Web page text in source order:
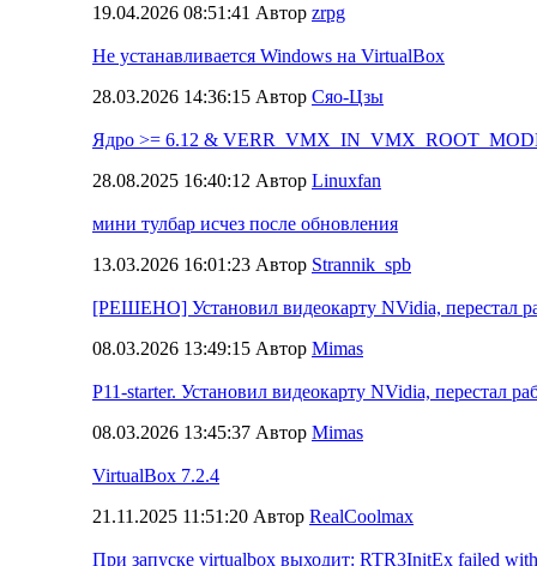
19.04.2026 08:51:41 Автор zrpg
Не устанавливается Windows на VirtualBox
28.03.2026 14:36:15 Автор Сяо-Цзы
Ядро >= 6.12 &
28.08.2025 16:40:12 Автор Linuxfan
мини тулбар исчез после обновления
13.03.2026 16:01:23 Автор Strannik_spb
[РЕШЕНО] Установил видеокарту NVidia, перестал
08.03.2026 13:49:15 Автор Mimas
P11-starter. Установил видеокарту NVidia, перестал
08.03.2026 13:45:37 Автор Mimas
VirtualBox 7.2.4
21.11.2025 11:51:20 Автор RealCoolmax
При запуске virtualbox выходит: RTR3InitEx failed